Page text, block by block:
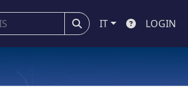
IT LOGIN